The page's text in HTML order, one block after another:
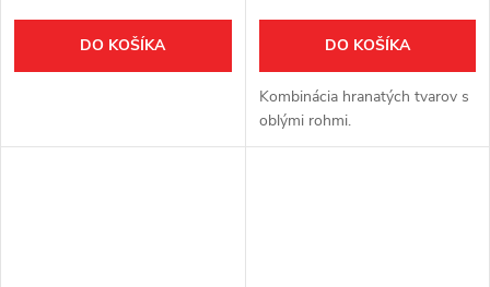
DO KOŠÍKA DO KOŠÍKA
Kombinácia hranatých tvarov s
oblými rohmi.